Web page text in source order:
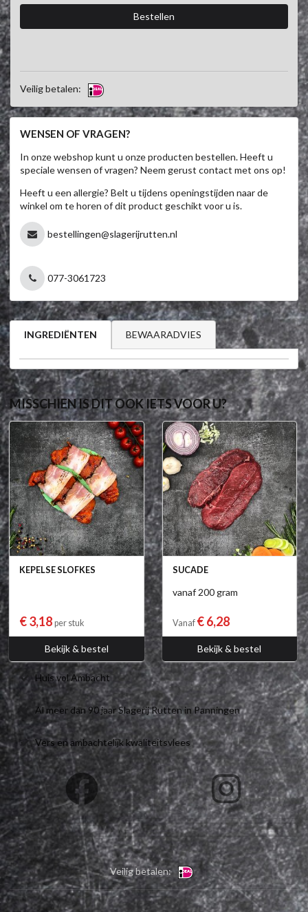
Veilig betalen:
WENSEN OF VRAGEN?
In onze webshop kunt u onze producten bestellen. Heeft u
speciale wensen of vragen? Neem gerust contact met ons op!
Heeft u een allergie? Belt u tijdens openingstijden naar de
winkel om te horen of dit product geschikt voor u is.
bestellingen@slagerijrutten.nl
077-3061723
INGREDIËNTEN BEWAARADVIES
MISSCHIEN IS DIT OOK IETS VOOR U?
KEPELSE SLOFKES
€ 3,18 per stuk
Bekijk & bestel
SUCADE
vanaf 200 gram
Vanaf € 6,28
Bekijk & bestel
Huis vol Ambacht
Al meer dan 90 jaar Slagerij Rutten in Panningen
Vers en ambachtelijk kwaliteitsvlees
Veilig betalen: